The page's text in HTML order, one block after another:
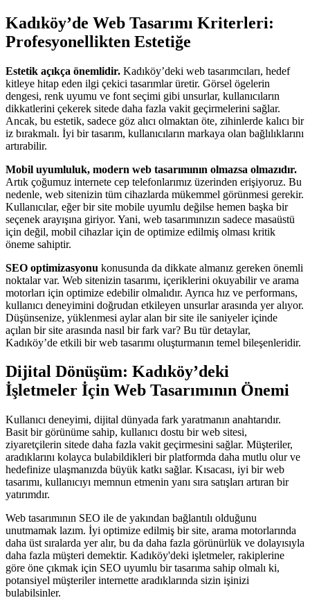
Kadıköy’de Web Tasarımı Kriterleri:
Profesyonellikten Estetiğe
Estetik açıkça önemlidir. Kadıköy’deki web tasarımcıları, hedef
kitleye hitap eden ilgi çekici tasarımlar üretir. Görsel ögelerin
dengesi, renk uyumu ve font seçimi gibi unsurlar, kullanıcıların
dikkatlerini çekerek sitede daha fazla vakit geçirmelerini sağlar.
Ancak, bu estetik, sadece göz alıcı olmaktan öte, zihinlerde kalıcı bir
iz bırakmalı. İyi bir tasarım, kullanıcıların markaya olan bağlılıklarını
artırabilir.
Mobil uyumluluk, modern web tasarımının olmazsa olmazıdır.
Artık çoğumuz internete cep telefonlarımız üzerinden erişiyoruz. Bu
nedenle, web sitenizin tüm cihazlarda mükemmel görünmesi gerekir.
Kullanıcılar, eğer bir site mobile uyumlu değilse hemen başka bir
seçenek arayışına giriyor. Yani, web tasarımınızın sadece masaüstü
için değil, mobil cihazlar için de optimize edilmiş olması kritik
öneme sahiptir.
SEO optimizasyonu konusunda da dikkate almanız gereken önemli
noktalar var. Web sitenizin tasarımı, içeriklerini okuyabilir ve arama
motorları için optimize edebilir olmalıdır. Ayrıca hız ve performans,
kullanıcı deneyimini doğrudan etkileyen unsurlar arasında yer alıyor.
Düşünsenize, yüklenmesi aylar alan bir site ile saniyeler içinde
açılan bir site arasında nasıl bir fark var? Bu tür detaylar,
Kadıköy’de etkili bir web tasarımı oluşturmanın temel bileşenleridir.
Dijital Dönüşüm: Kadıköy’deki
İşletmeler İçin Web Tasarımının Önemi
Kullanıcı deneyimi, dijital dünyada fark yaratmanın anahtarıdır.
Basit bir görünüme sahip, kullanıcı dostu bir web sitesi,
ziyaretçilerin sitede daha fazla vakit geçirmesini sağlar. Müşteriler,
aradıklarını kolayca bulabildikleri bir platformda daha mutlu olur ve
hedefinize ulaşmanızda büyük katkı sağlar. Kısacası, iyi bir web
tasarımı, kullanıcıyı memnun etmenin yanı sıra satışları artıran bir
yatırımdır.
Web tasarımının SEO ile de yakından bağlantılı olduğunu
unutmamak lazım. İyi optimize edilmiş bir site, arama motorlarında
daha üst sıralarda yer alır, bu da daha fazla görünürlük ve dolayısıyla
daha fazla müşteri demektir. Kadıköy'deki işletmeler, rakiplerine
göre öne çıkmak için SEO uyumlu bir tasarıma sahip olmalı ki,
potansiyel müşteriler internette aradıklarında sizin işinizi
bulabilsinler.